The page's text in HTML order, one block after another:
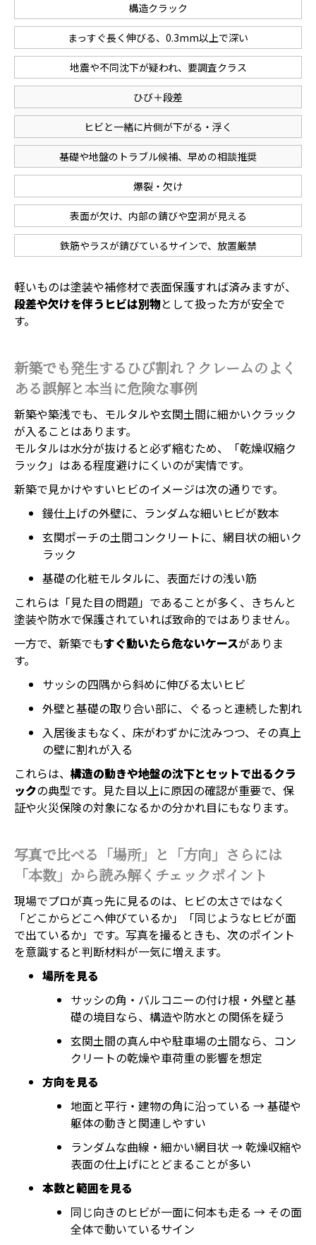
構造クラック
まっすぐ長く伸びる、0.3mm以上で深い
地震や不同沈下が疑われ、要調査クラス
ひび＋段差
ヒビと一緒に片側が下がる・浮く
基礎や地盤のトラブル候補、早めの相談推奨
爆裂・欠け
表面が欠け、内部の錆びや空洞が見える
鉄筋やラスが錆びているサインで、放置厳禁
軽いものは塗装や補修材で表面保護すれば済みますが、
段差や欠けを伴うヒビは別物として扱った方が安全で
す。
新築でも発生するひび割れ？クレームのよく
ある誤解と本当に危険な事例
新築や築浅でも、モルタルや玄関土間に細かいクラック
が入ることはあります。
モルタルは水分が抜けると必ず縮むため、「乾燥収縮ク
ラック」はある程度避けにくいのが実情です。
新築で見かけやすいヒビのイメージは次の通りです。
鏝仕上げの外壁に、ランダムな細いヒビが数本
玄関ポーチの土間コンクリートに、網目状の細いク
ラック
基礎の化粧モルタルに、表面だけの浅い筋
これらは「見た目の問題」であることが多く、きちんと
塗装や防水で保護されていれば致命的ではありません。
一方で、新築でもすぐ動いたら危ないケースがありま
す。
サッシの四隅から斜めに伸びる太いヒビ
外壁と基礎の取り合い部に、ぐるっと連続した割れ
入居後まもなく、床がわずかに沈みつつ、その真上
の壁に割れが入る
これらは、 構造の動きや地盤の沈下とセットで出るクラ
ックの典型です。見た目以上に原因の確認が重要で、保
証や火災保険の対象になるかの分かれ目にもなります。
写真で比べる「場所」と「方向」さらには
「本数」から読み解くチェックポイント
現場でプロが真っ先に見るのは、ヒビの太さではなく
「どこからどこへ伸びているか」「同じようなヒビが面
で出ているか」です。写真を撮るときも、次のポイント
を意識すると判断材料が一気に増えます。
場所を見る
サッシの角・バルコニーの付け根・外壁と基
礎の境目なら、構造や防水との関係を疑う
玄関土間の真ん中や駐車場の土間なら、コン
クリートの乾燥や車荷重の影響を想定
方向を見る
地面と平行・建物の角に沿っている → 基礎や
躯体の動きと関連しやすい
ランダムな曲線・細かい網目状 → 乾燥収縮や
表面の仕上げにとどまることが多い
本数と範囲を見る
同じ向きのヒビが一面に何本も走る → その面
全体で動いているサイン